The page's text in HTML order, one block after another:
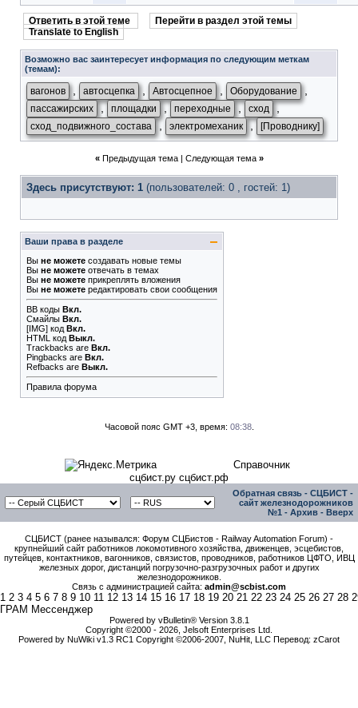
Ответить в этой теме
Перейти в раздел этой темы
Translate to English
Возможно вас заинтересует информация по следующим меткам
(темам):
вагонов автосцепка Автосцепное Оборудование
пассажирских , площадки , переходные , сход ,
сход_подвижного_состава , электромеханик , [Проводнику]
« Предыдущая тема| Следующая тема »
Здесь присутствуют: 1 (пользователей: 0 , гостей: 1)
Ваши права в разделе
Вы не можете создавать новые темы
Вы не можете отвечать в темах
Вы не можете прикреплять вложения
Вы не можете редактировать свои сообщения
BB коды Вкл.
Смайлы Вкл.
[IMG] код Вкл.
HTML код Выкл.
Trackbacks are Вкл.
Pingbacks are Вкл.
Refbacks are Выкл.
Правила форума
Часовой пояс GMT +3, время: 08:38.
Справочник
сцбист.ру сцбист.рф
Обратная связь - СЦБИСТ -
сайт железнодорожников
№1 - Архив - Вверх
СЦБИСТ (ранее назывался: Форум СЦБистов - Railway Automation Forum) -
крупнейший сайт работников локомотивного хозяйства, движенцев, эсцебистов,
путейцев, контактников, вагонников, связистов, проводников, работников ЦФТО, ИВЦ
железных дорог, дистанций погрузочно-разгрузочных работ и других
железнодорожников.
Связь с администрацией сайта: admin@scbist.com
1 2 3 4 5 6 7 8 9 10 11 12 13 14 15 16 17 18 19 20 21 22 23 24 25 26 27 28
ГРАМ Мессенджер
Powered by vBulletin® Version 3.8.1
Copyright ©2000 - 2026, Jelsoft Enterprises Ltd.
Powered by NuWiki v1.3 RC1 Copyright ©2006-2007, NuHit, LLC Перевод: zCarot